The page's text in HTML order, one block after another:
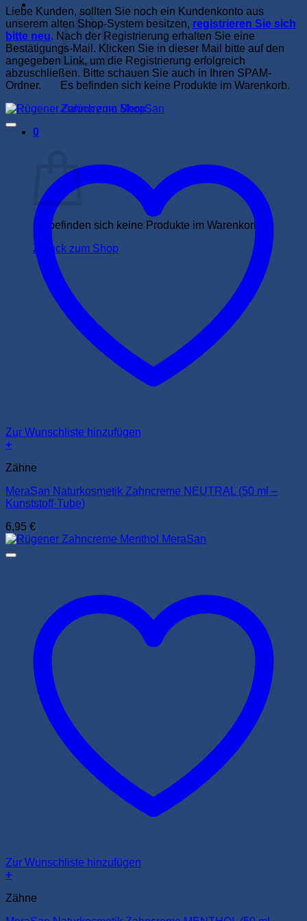
Warenkorb /0,00€
Es befinden sich keine Produkte im Warenkorb.
Zurück zum Shop
0
Es befinden sich keine Produkte im Warenkorb.
Zurück zum Shop
Liebe Kunden, sollten Sie noch ein Kundenkonto aus
unserem alten Shop-System besitzen, registrieren Sie sich
bitte neu. Nach der Registrierung erhalten Sie eine
Bestätigungs-Mail. Klicken Sie in dieser Mail bitte auf den
angegeben Link, um die Registrierung erfolgreich
abzuschließen. Bitte schauen Sie auch in Ihren SPAM-
Ordner.
Zur Wunschliste hinzufügen
+
Zähne
MeraSan Naturkosmetik Zahncreme NEUTRAL (50 ml –
Kunststoff-Tube)
6,95 €
Zur Wunschliste hinzufügen
+
Zähne